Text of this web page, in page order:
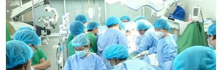
Tin Văn hoá & Du lịch
Chát với người nổi tiếng
Câu chuyện Thể thao
Ảnh
Video
Infographic
E-Magazine